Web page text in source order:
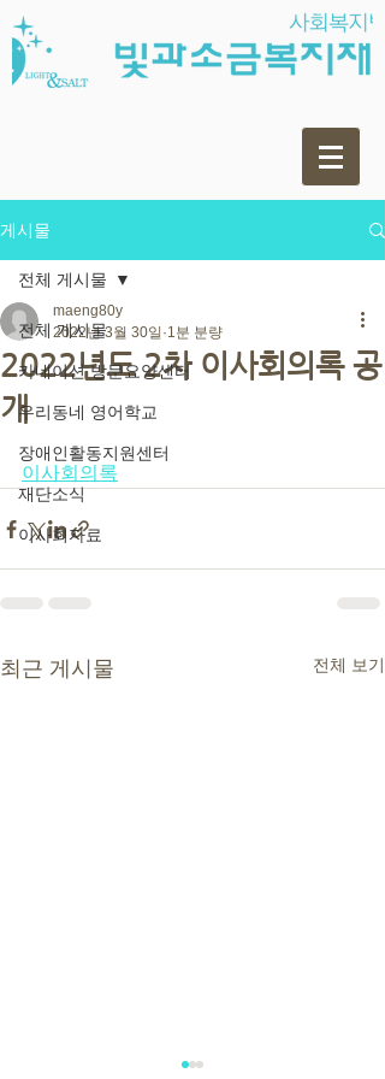
게시물
전체 게시물
카네이션 방문요양센터
우리동네 영어학교
장애인활동지원센터
재단소식
이사회자료
전체 게시물
2022년도 2차 이사회의록 공
개
maeng80y
2022년 3월 30일 1분 분량
이사회의록
최근 게시물 전체 보기